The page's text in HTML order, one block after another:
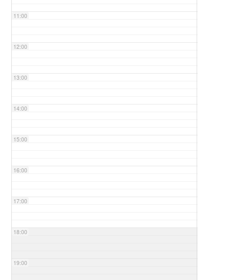
11:00
12:00
13:00
14:00
15:00
16:00
17:00
18:00
19:00